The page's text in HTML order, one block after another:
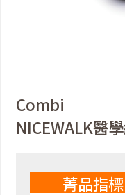
Combi
NICEWALK醫
菁品指